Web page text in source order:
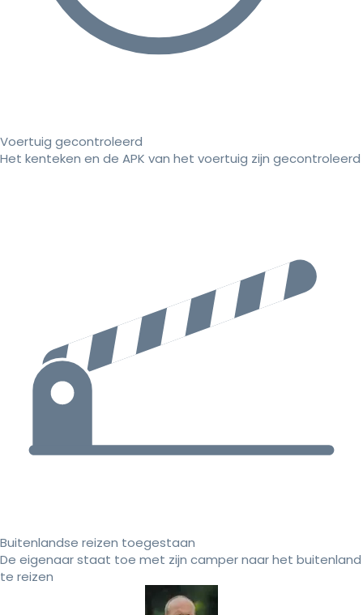
Voertuig gecontroleerd
Het kenteken en de APK van het voertuig zijn gecontroleerd
Buitenlandse reizen toegestaan
De eigenaar staat toe met zijn camper naar het buitenland
te reizen